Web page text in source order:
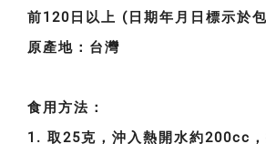
前120日以上 (日期年月日標示於
原產地：台灣
食用方法：
1. 取25克，沖入熱開水約200cc